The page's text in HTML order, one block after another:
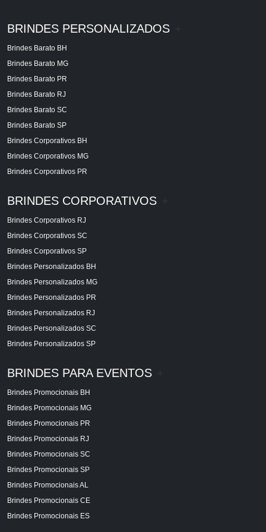
BRINDES PERSONALIZADOS
Brindes Barato BH
Brindes Barato MG
Brindes Barato PR
Brindes Barato RJ
Brindes Barato SC
Brindes Barato SP
Brindes Corporativos BH
Brindes Corporativos MG
Brindes Corporativos PR
BRINDES CORPORATIVOS
Brindes Corporativos RJ
Brindes Corporativos SC
Brindes Corporativos SP
Brindes Personalizados BH
Brindes Personalizados MG
Brindes Personalizados PR
Brindes Personalizados RJ
Brindes Personalizados SC
Brindes Personalizados SP
BRINDES PARA EVENTOS
Brindes Promocionais BH
Brindes Promocionais MG
Brindes Promocionais PR
Brindes Promocionais RJ
Brindes Promocionais SC
Brindes Promocionais SP
Brindes Promocionais AL
Brindes Promocionais CE
Brindes Promocionais ES